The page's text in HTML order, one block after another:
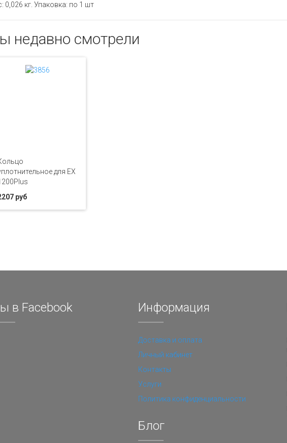
0,026 кг. Упаковка: по 1 шт
недавно смотрели
для EX
руб
в Facebook Информация
Доставка и оплата
Личный кабинет
Контакты
Услуги
Политика конфиденциальности
Блог